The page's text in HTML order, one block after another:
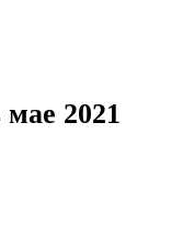
2021